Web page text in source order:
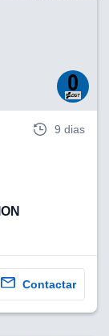
9 dias
Contactar